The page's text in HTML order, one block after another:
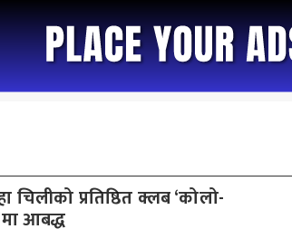
चिलीको प्रतिष्ठित क्लब ‘कोलो-
आबद्ध